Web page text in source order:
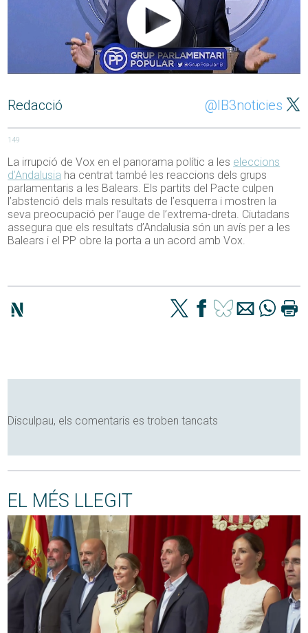
Redacció @IB3noticies
149
La irrupció de Vox en el panorama polític a les eleccions
d’Andalusia ha centrat també les reaccions dels grups
parlamentaris a les Balears. Els partits del Pacte culpen
l’abstenció dels mals resultats de l’esquerra i mostren la
seva preocupació per l’auge de l’extrema-dreta. Ciutadans
assegura que els resultats d’Andalusia són un avís per a les
Balears i el PP obre la porta a un acord amb Vox.
Disculpau, els comentaris es troben tancats
EL MÉS LLEGIT